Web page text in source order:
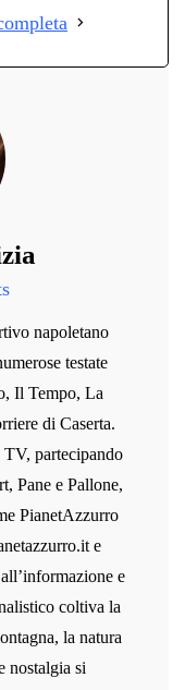
napoletano
testate
Il Tempo, La
di Caserta.
partecipando
Pane e Pallone,
PianetAzzurro
e
e
coltiva la
la natura
nostalgia si